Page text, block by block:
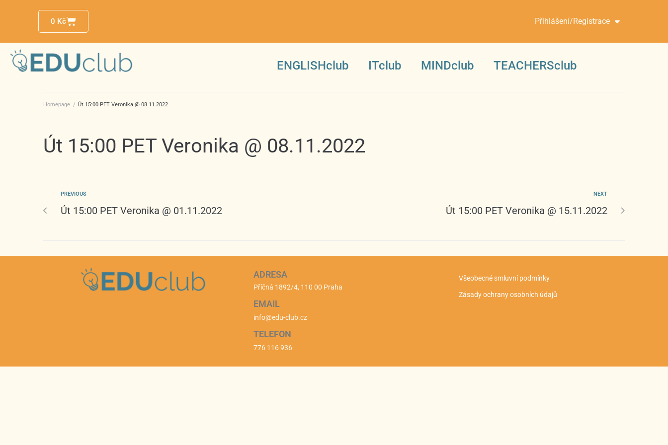
0 Kč Přihlášení/Registrace
ENGLISHclub ITclub MINDclub TEACHERSclub
Homepage / Út 15:00 PET Veronika @ 08.11.2022
Út 15:00 PET Veronika @ 08.11.2022
PREVIOUS
Út 15:00 PET Veronika @ 01.11.2022
NEXT
Út 15:00 PET Veronika @ 15.11.2022
ADRESA
Příčná 1892/4, 110 00 Praha
EMAIL
info@edu-club.cz
TELEFON
776 116 936
Všeobecné smluvní podmínky
Zásady ochrany osobních údajů